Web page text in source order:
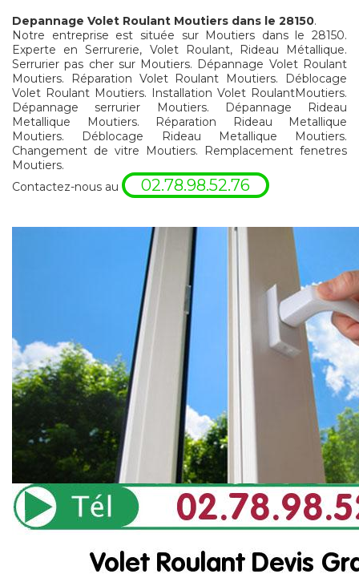
Depannage Volet Roulant Moutiers dans le 28150.
Notre entreprise est située sur Moutiers dans le 28150.
Experte en Serrurerie, Volet Roulant, Rideau Métallique.
Serrurier pas cher sur Moutiers. Dépannage Volet Roulant
Moutiers. Réparation Volet Roulant Moutiers. Déblocage
Volet Roulant Moutiers. Installation Volet RoulantMoutiers.
Dépannage serrurier Moutiers. Dépannage Rideau
Metallique Moutiers. Réparation Rideau Metallique
Moutiers. Déblocage Rideau Metallique Moutiers.
Changement de vitre Moutiers. Remplacement fenetres
Moutiers.
Contactez-nous au
02.78.98.52.76